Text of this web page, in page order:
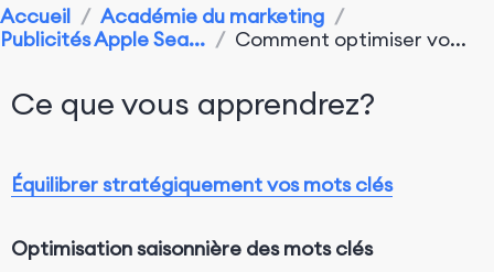
Accueil / Académie du marketing /
Publicités Apple Sea... / Comment optimiser vo...
Ce que vous apprendrez?
Équilibrer stratégiquement vos mots clés
Optimisation saisonnière des mots clés